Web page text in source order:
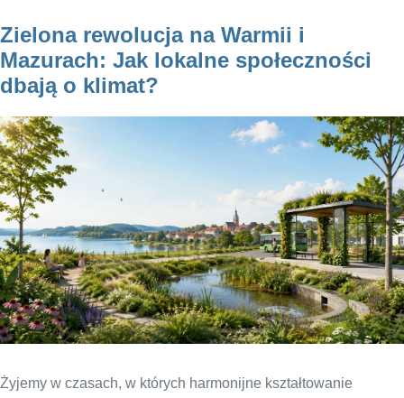
Zielona rewolucja na Warmii i
Mazurach: Jak lokalne społeczności
dbają o klimat?
Żyjemy w czasach, w których harmonijne kształtowanie